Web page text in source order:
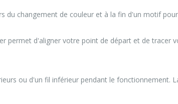
du changement de couleur et à la fin d'un motif
permet d'aligner votre point de départ et de tracer
ou d'un fil inférieur pendant le fonctionnement.